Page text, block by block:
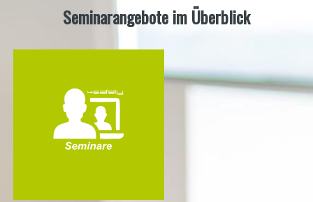
Seminarangebote im Überblick